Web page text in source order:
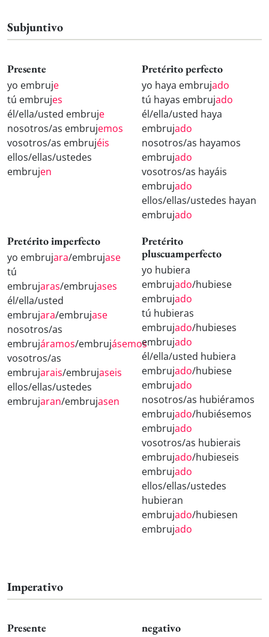
Subjuntivo
Presente
yo embruje
tú embrujes
él/ella/usted embruje
nosotros/as embrujemos
vosotros/as embrujéis
ellos/ellas/ustedes
embrujen
Pretérito perfecto
yo haya embrujado
tú hayas embrujado
él/ella/usted haya
embrujado
nosotros/as hayamos
embrujado
vosotros/as hayáis
embrujado
ellos/ellas/ustedes hayan
embrujado
Pretérito imperfecto
yo embrujara/embrujase
tú
embrujaras/embrujases
él/ella/usted
embrujara/embrujase
nosotros/as
embrujáramos/embrujásemos
vosotros/as
embrujarais/embrujaseis
ellos/ellas/ustedes
embrujaran/embrujasen
Pretérito
pluscuamperfecto
yo hubiera
embrujado/hubiese
embrujado
tú hubieras
embrujado/hubieses
embrujado
él/ella/usted hubiera
embrujado/hubiese
embrujado
nosotros/as hubiéramos
embrujado/hubiésemos
embrujado
vosotros/as hubierais
embrujado/hubieseis
embrujado
ellos/ellas/ustedes
hubieran
embrujado/hubiesen
embrujado
Imperativo
Presente negativo